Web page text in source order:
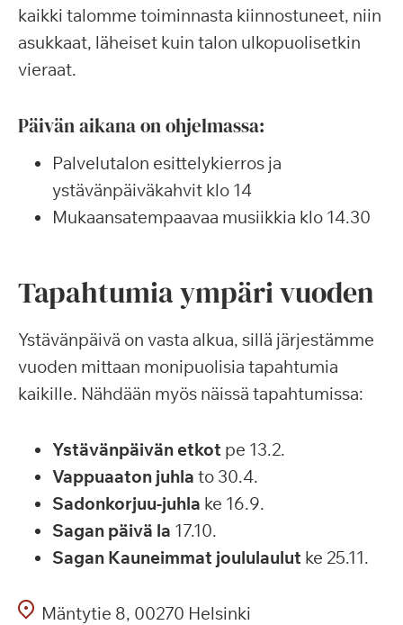
kaikki talomme toiminnasta kiinnostuneet, niin
asukkaat, läheiset kuin talon ulkopuolisetkin
vieraat.
Päivän aikana on ohjelmassa:
Palvelutalon esittelykierros ja
ystävänpäiväkahvit klo 14
Mukaansatempaavaa musiikkia klo 14.30
Tapahtumia ympäri vuoden
Ystävänpäivä on vasta alkua, sillä järjestämme
vuoden mittaan monipuolisia tapahtumia
kaikille. Nähdään myös näissä tapahtumissa:
Ystävänpäivän etkot pe 13.2.
Vappuaaton juhla to 30.4.
Sadonkorjuu-juhla ke 16.9.
Sagan päivä la 17.10.
Sagan Kauneimmat joululaulut ke 25.11.
Mäntytie 8, 00270 Helsinki